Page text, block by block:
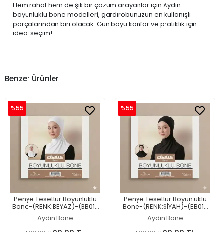
Hem rahat hem de şık bir çözüm arayanlar için Aydın
boyunluklu bone modelleri, gardırobunuzun en kullanışlı
parçalarından biri olacak. Gün boyu konfor ve pratiklik için
ideal seçim!
Benzer Ürünler
Penye Tesettür Boyunluklu
Bone-(RENK:BEYAZ)-(BB01-
03)
Aydın Bone
%55
Penye Tesettür Boyunluklu
Bone-(RENK:SİYAH)-(BB01-
02)
Aydın Bone
%55